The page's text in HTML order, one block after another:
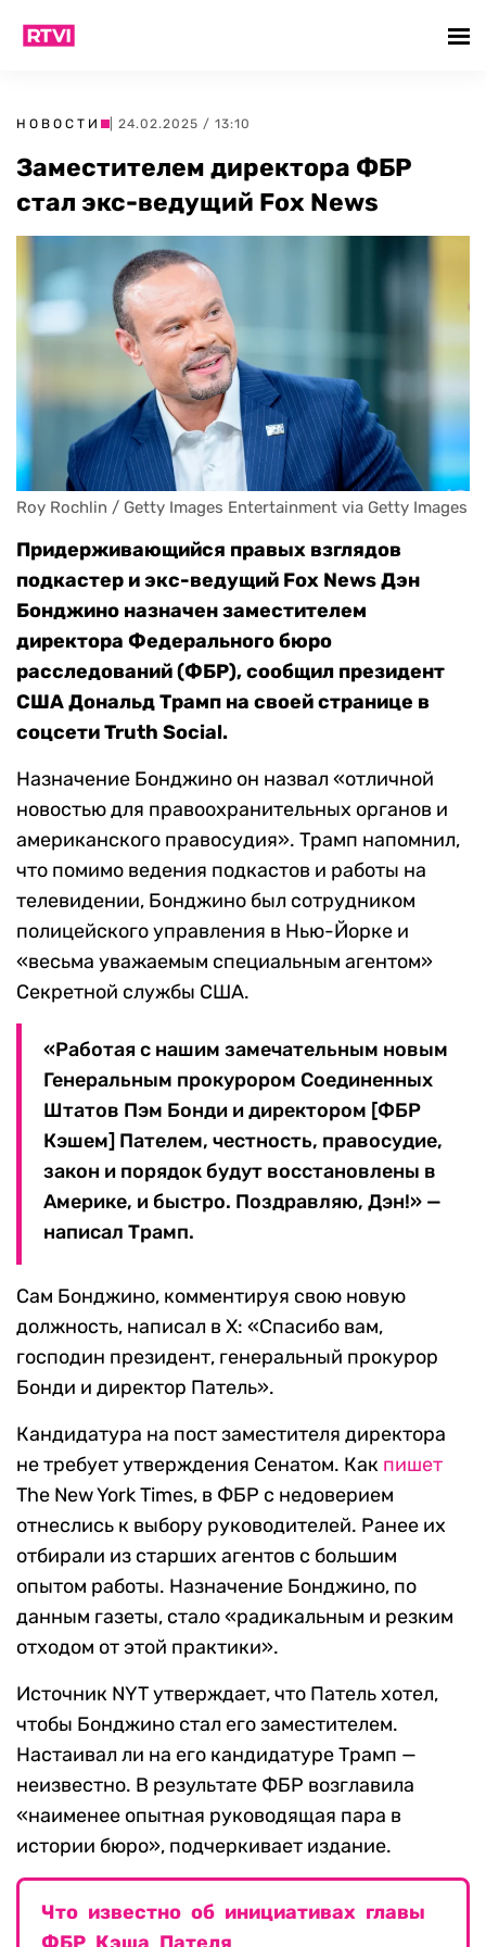
НОВОСТИ | 24.02.2025 / 13:10
Заместителем директора ФБР
стал экс-ведущий Fox News
Roy Rochlin / Getty Images Entertainment via Getty Images
Придерживающийся правых взглядов
подкастер и экс-ведущий Fox News Дэн
Бонджино назначен заместителем
директора Федерального бюро
расследований (ФБР), сообщил президент
США Дональд Трамп на своей странице в
соцсети Truth Social.
Назначение Бонджино он назвал «отличной
новостью для правоохранительных органов и
американского правосудия». Трамп напомнил,
что помимо ведения подкастов и работы на
телевидении, Бонджино был сотрудником
полицейского управления в Нью-Йорке и
«весьма уважаемым специальным агентом»
Секретной службы США.
«Работая с нашим замечательным новым
Генеральным прокурором Соединенных
Штатов Пэм Бонди и директором [ФБР
Кэшем] Пателем, честность, правосудие,
закон и порядок будут восстановлены в
Америке, и быстро. Поздравляю, Дэн!» —
написал Трамп.
Сам Бонджино, комментируя свою новую
должность, написал в Х: «Спасибо вам,
господин президент, генеральный прокурор
Бонди и директор Патель».
Кандидатура на пост заместителя директора
не требует утверждения Сенатом. Как пишет
The New York Times, в ФБР с недоверием
отнеслись к выбору руководителей. Ранее их
отбирали из старших агентов с большим
опытом работы. Назначение Бонджино, по
данным газеты, стало «радикальным и резким
отходом от этой практики».
Источник NYT утверждает, что Патель хотел,
чтобы Бонджино стал его заместителем.
Настаивал ли на его кандидатуре Трамп —
неизвестно. В результате ФБР возглавила
«наименее опытная руководящая пара в
истории бюро», подчеркивает издание.
Что известно об инициативах главы